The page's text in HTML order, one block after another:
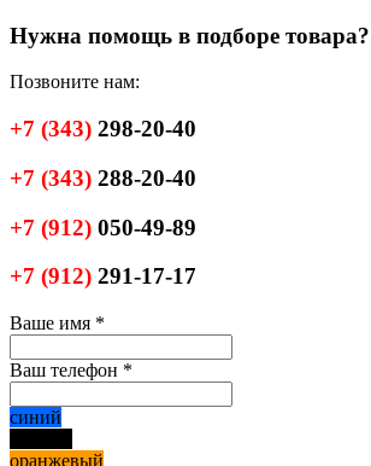
Нужна помощь в подборе товара?
Позвоните нам:
+7 (343) 298-20-40
+7 (343) 288-20-40
+7 (912) 050-49-89
+7 (912) 291-17-17
Ваше имя *
Ваш телефон *
синий
оранжевый